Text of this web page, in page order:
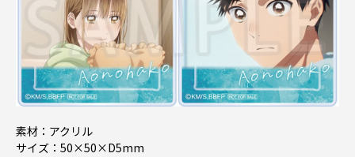
素材：アクリル
サイズ：50×50×D5mm